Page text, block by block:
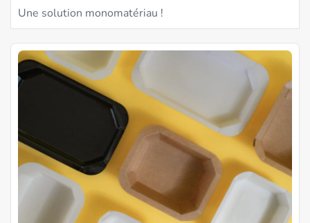
Une solution monomatériau !